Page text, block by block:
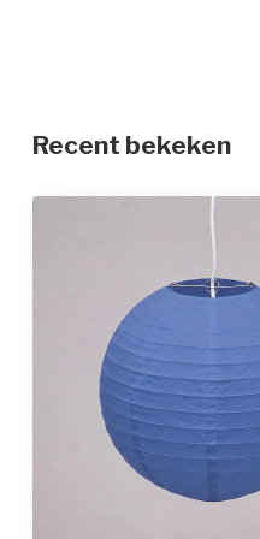
Recent bekeken